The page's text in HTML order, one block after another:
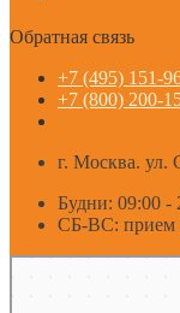
Обратная связь
+7 (495) 151-
+7 (800) 200-
г. Москва. ул.
Будни: 09:00 -
СБ-ВС: прием